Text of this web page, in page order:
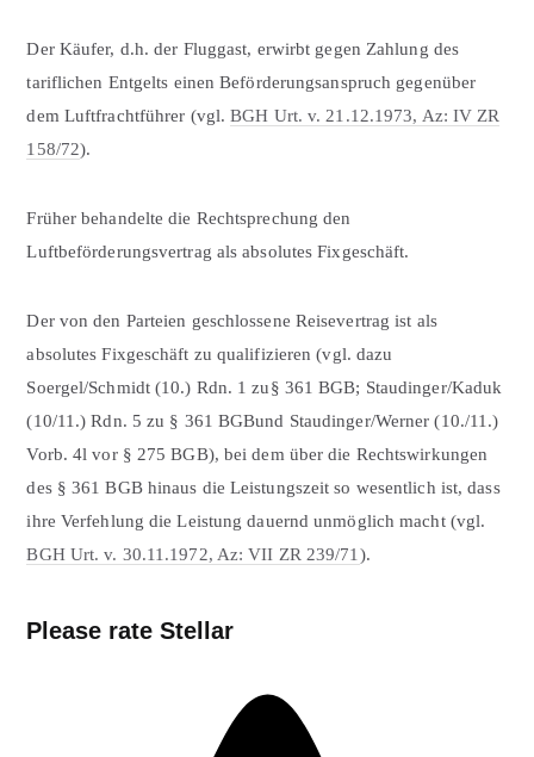
Der Käufer, d.h. der Fluggast, erwirbt gegen Zahlung des
tariflichen Entgelts einen Be­förderungsanspruch gegenüber
dem Luftfrachtführer (vgl.BGH Urt. v. 21.12.1973, Az: IV ZR
158/72).
Früher behandelte die Rechtsprechung den
Luftbeförderungsvertrag als absolutes Fixgeschäft.
Der von den Parteien geschlossene Reisevertrag ist als
absolutes Fixgeschäft zu qualifizieren (vgl. dazu
Soergel/Schmidt (10.) Rdn. 1 zu§ 361 BGB; Staudinger/Kaduk
(10/11.) Rdn. 5 zu § 361 BGBund Staudinger/Werner (10./11.)
Vorb. 4l vor § 275 BGB), bei dem über die Rechtswirkungen
des § 361 BGB hinaus die Leistungszeit so wesentlich ist, dass
ihre Verfehlung die Leistung dauernd unmöglich macht (vgl.
BGH Urt. v. 30.11.1972, Az: VII ZR 239/71 ).
Please rate Stellar